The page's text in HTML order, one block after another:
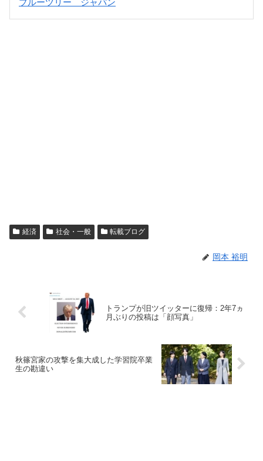
ブルーツリー ジャパン
経済 社会・一般 転載ブログ
岡本 裕明
トランプが旧ツイッターに復帰：2年7ヵ
月ぶりの投稿は「顔写真」
秋篠宮家の攻撃を集大成した学習院卒業
生の勘違い